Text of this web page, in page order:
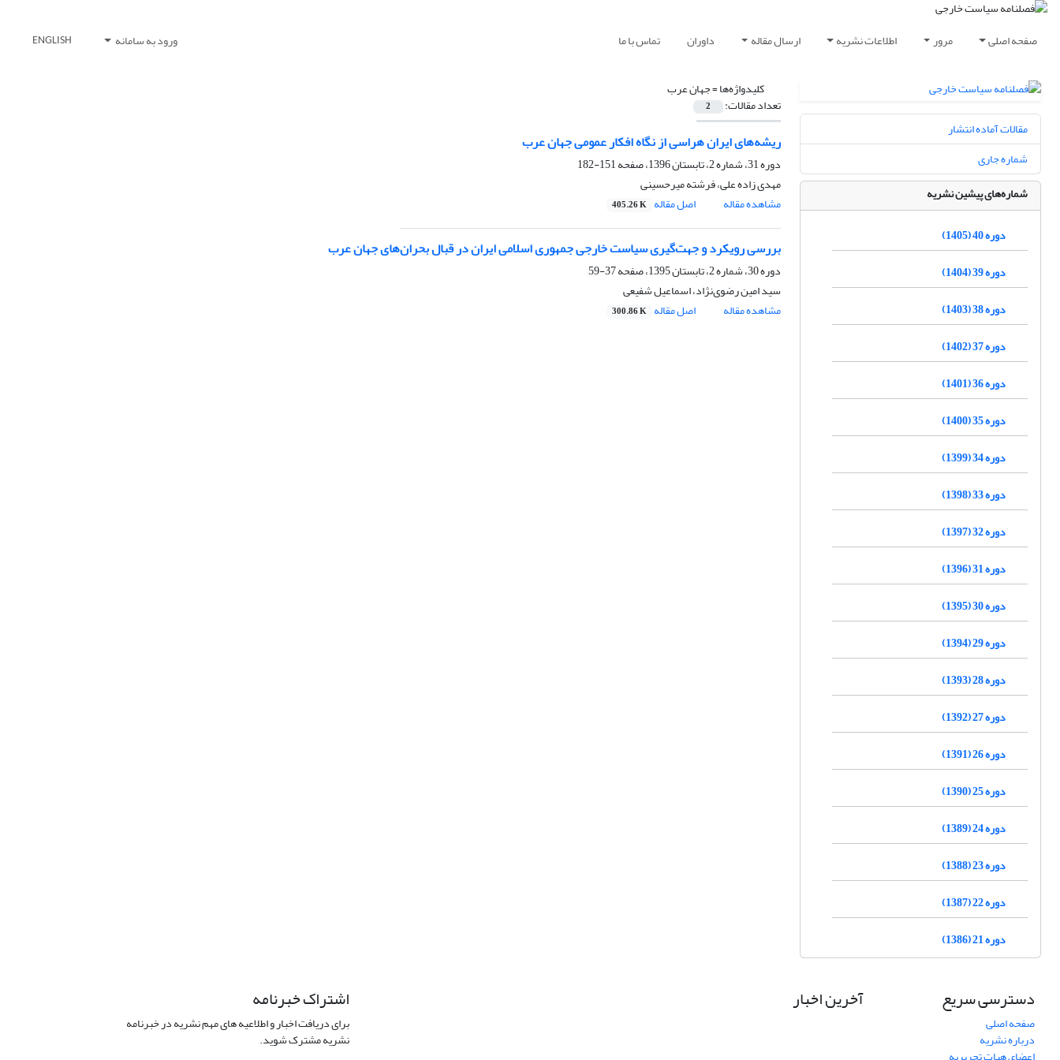
صفحه اصلی مرور اطلاعات نشریه ارسال مقاله داوران تماس با ما ورود به سامانه ENGLISH
کلیدواژه‌ها =جهان عرب
تعداد مقالات: 2
ریشه‌های ایران هراسی از نگاه افکار عمومی جهان عرب
دوره 31، شماره 2، تابستان 1396، صفحه
151-182
مهدی زاده علی، فرشته میرحسینی
مشاهده مقاله
اصل مقاله 405.26 K
بررسی رویکرد و جهت‌گیری سیاست خارجی جمهوری اسلامی ایران در قبال بحران‌های جهان عرب
دوره 30، شماره 2، تابستان 1395، صفحه
37-59
سید امین رضوی‌نژاد، اسماعیل شفیعی
مشاهده مقاله
اصل مقاله 300.86 K
مقالات آماده انتشار
شماره جاری
شماره‌های پیشین نشریه
دوره 40 (1405)
دوره 39 (1404)
دوره 38 (1403)
دوره 37 (1402)
دوره 36 (1401)
دوره 35 (1400)
دوره 34 (1399)
دوره 33 (1398)
دوره 32 (1397)
دوره 31 (1396)
دوره 30 (1395)
دوره 29 (1394)
دوره 28 (1393)
دوره 27 (1392)
دوره 26 (1391)
دوره 25 (1390)
دوره 24 (1389)
دوره 23 (1388)
دوره 22 (1387)
دوره 21 (1386)
دسترسی سریع
صفحه اصلی
درباره نشریه
آخرین اخبار اشتراک خبرنامه
برای دریافت اخبار و اطلاعیه های مهم نشریه در خبرنامه
نشریه مشترک شوید.